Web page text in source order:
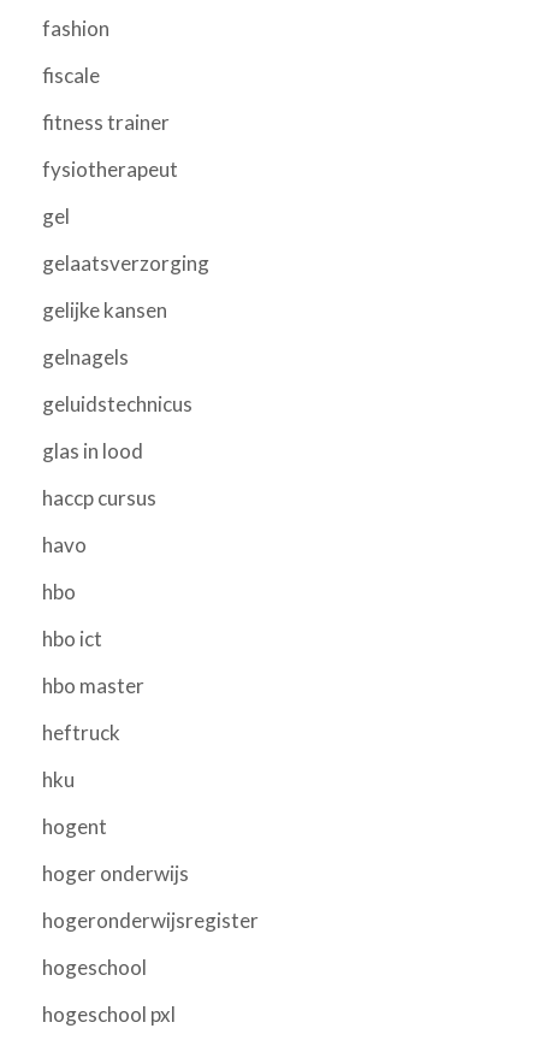
fashion
fiscale
fitness trainer
fysiotherapeut
gel
gelaatsverzorging
gelijke kansen
gelnagels
geluidstechnicus
glas in lood
haccp cursus
havo
hbo
hbo ict
hbo master
heftruck
hku
hogent
hoger onderwijs
hogeronderwijsregister
hogeschool
hogeschool pxl